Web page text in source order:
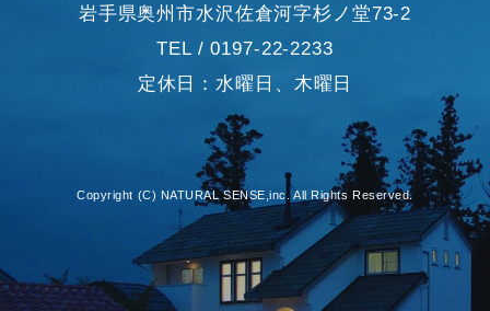
量，利用されたサービスの種類や期間，回数，請求金額，氏名，
住所，銀行口座番号やクレジットカード番号などの支払に関する
情報などを利用する目的
当社に登録されている情報を入力画面に表示させたり，ユーザー
のご指示に基づいて他のサービスなど（提携先が提供するものも
含みます）に転送したりする目的
（6）代金の支払を遅滞したり第三者に損害を発生させたりする
など，本サービスの利用規約に違反したユーザーや，不正・不当
な目的でサービスを利用しようとするユーザーの利用をお断りす
るために，利用態様，氏名や住所など個人を特定するための情報
（7）ユーザーからのお問い合わせに対応するために，お問い合
わせ内容や代金の請求に関する情報など当社がユーザーに対して
岩手県奥州市水沢佐倉河字杉ノ堂73-2
TEL / 0197-22-2233
定休日：水曜日、木曜日
Copyright (C) NATURAL SENSE,inc. All Rights Reserved.